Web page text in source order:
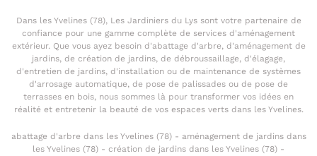
Dans les Yvelines (78), Les Jardiniers du Lys sont votre partenaire de
confiance pour une gamme complète de services d'aménagement
extérieur. Que vous ayez besoin d'abattage d'arbre, d'aménagement de
jardins, de création de jardins, de débroussaillage, d'élagage,
d'entretien de jardins, d'installation ou de maintenance de systèmes
d'arrosage automatique, de pose de palissades ou de pose de
terrasses en bois, nous sommes là pour transformer vos idées en
réalité et entretenir la beauté de vos espaces verts dans les Yvelines.
abattage d'arbre dans les Yvelines (78) - aménagement de jardins dans
les Yvelines (78) - création de jardins dans les Yvelines (78) -